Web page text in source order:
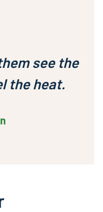
see the
the heat.